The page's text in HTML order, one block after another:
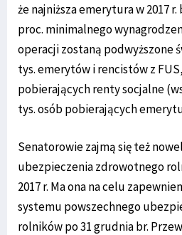
że najniższa emerytura w 2017
proc. minimalnego
operacji zostaną podwyższone
tys. emerytów i rencistów z
pobierających renty socjalne
tys. osób pobierających
Senatorowie zajmą się też
ubezpieczenia zdrowotnego
2017 r. Ma ona na celu
systemu powszechnego
rolników po 31 grudnia br.